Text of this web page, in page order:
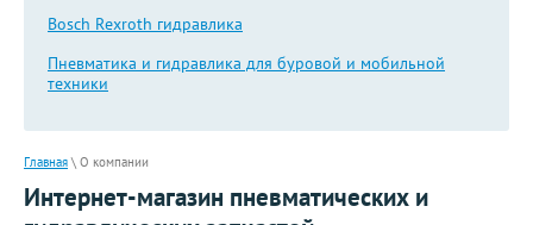
Bosch Rexroth гидравлика
Пневматика и гидравлика для буровой и мобильной
техники
Главная\ О компании
Интернет-магазин пневматических и